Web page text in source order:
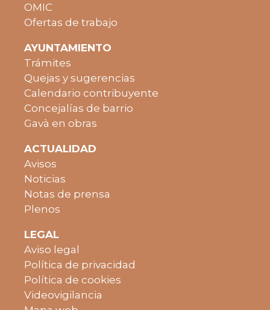
OMIC
Ofertas de trabajo
AYUNTAMIENTO
Trámites
Quejas y sugerencias
Calendario contribuyente
Concejalías de barrio
Gavà en obras
ACTUALIDAD
Avisos
Noticias
Notas de prensa
Plenos
LEGAL
Aviso legal
Política de privacidad
Política de cookies
Videovigilancia